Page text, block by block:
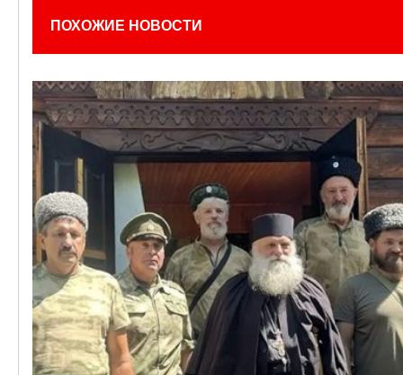
ПОХОЖИЕ НОВОСТИ